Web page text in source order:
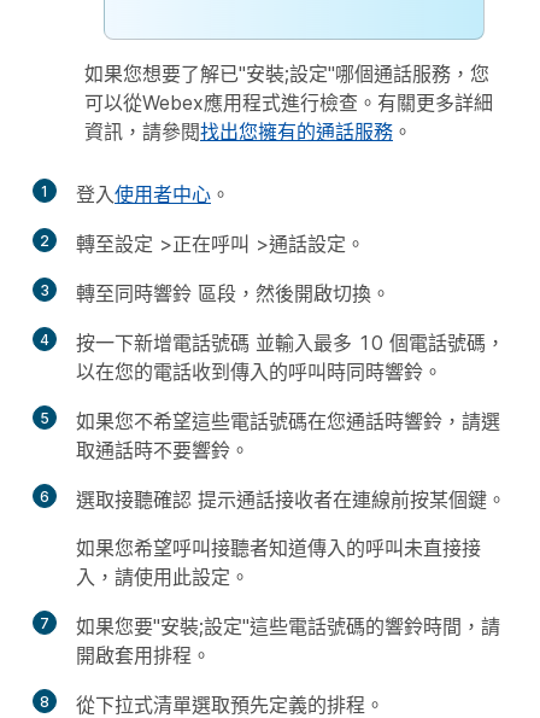
如果您想要了解已"安裝;設定"哪個通話服務，您
可以從Webex應用程式進行檢查。有關更多詳細
資訊，請參閱找出您擁有的通話服務 。
1 登入使用者中心 。
2 轉至設定 >正在呼叫 >通話設定 。
3 轉至同時響鈴 區段，然後開啟切換。
4 按一下新增電話號碼 並輸入最多 10 個電話號碼，
以在您的電話收到傳入的呼叫時同時響鈴。
5
如果您不希望這些電話號碼在您通話時響鈴，請選
取通話時不要響鈴 。
6 選取接聽確認 提示通話接收者在連線前按某個鍵。
如果您希望呼叫接聽者知道傳入的呼叫未直接接
入，請使用此設定。
7
如果您要"安裝;設定"這些電話號碼的響鈴時間，請
開啟套用排程。
8
從下拉式清單選取預先定義的排程。